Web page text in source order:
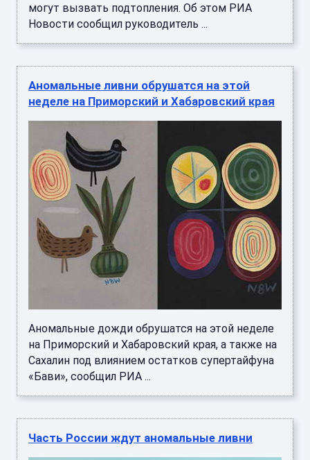
могут вызвать подтопления. Об этом РИА
Новости сообщил руководитель ...
Аномальные ливни обрушатся на этой
неделе на Приморский и Хабаровский края
Аномальные дожди обрушатся на этой неделе
на Приморский и Хабаровский края, а также на
Сахалин под влиянием остатков супертайфуна
«Бави», сообщил РИА ...
Часть России ждут аномальные ливни